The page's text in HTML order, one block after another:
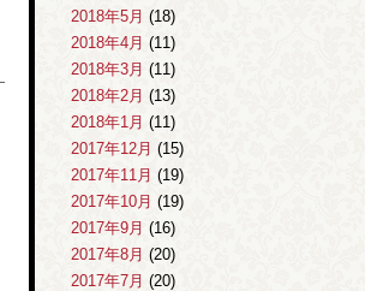
2018年5月 (18)
2018年4月 (11)
2018年3月 (11)
2018年2月 (13)
2018年1月 (11)
2017年12月 (15)
2017年11月 (19)
2017年10月 (19)
2017年9月 (16)
2017年8月 (20)
2017年7月 (20)